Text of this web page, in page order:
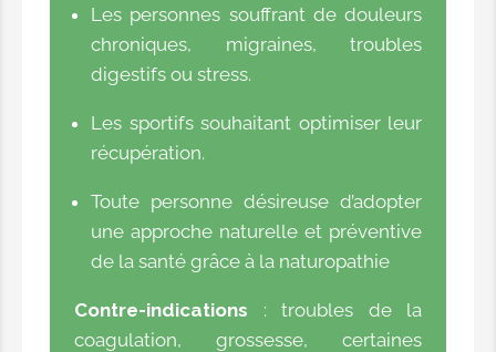
Les personnes souffrant de douleurs
chroniques, migraines, troubles
digestifs ou stress.
Les sportifs souhaitant optimiser leur
récupération.
Toute personne désireuse d’adopter
une approche naturelle et préventive
de la santé grâce à la naturopathie
Contre-indications : troubles de la
coagulation, grossesse, certaines